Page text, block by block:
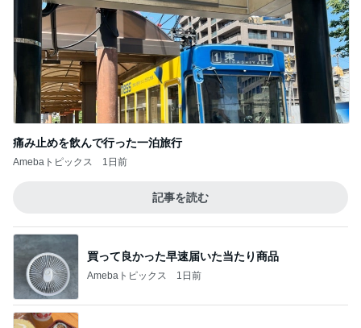
痛み止めを飲んで行った一泊旅行
Amebaトピックス 1日前
記事を読む
買って良かった早速届いた当たり商品
Amebaトピックス 1日前